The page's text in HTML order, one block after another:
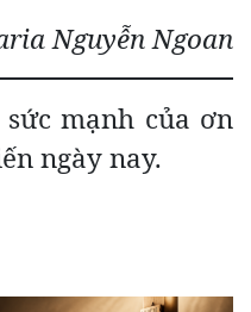
Nguyễn Ngoan
mạnh của ơn
ngày nay.